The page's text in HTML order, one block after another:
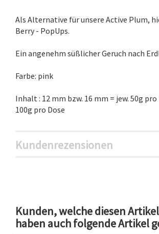
Als Alternative für unsere Active Plum,
Berry - PopUps.
Ein angenehm süßlicher Geruch nach
Farbe: pink
Inhalt : 12 mm bzw. 16 mm = jew. 50g
100g pro Dose
Kundenrezensionen
Kunden, welche diesen
haben auch folgende Artikel